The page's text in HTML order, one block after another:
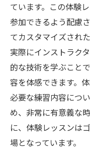
ています。この体験
参加できるよう配慮
てカスタマイズされ
実際にインストラク
的な技術を学ぶこと
容を体感できます。
必要な練習内容につ
め、非常に有意義な
に、体験レッスンは
場となっています。